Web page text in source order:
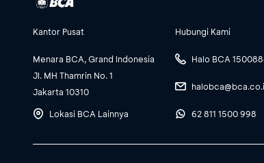
Kantor Pusat
Menara BCA, Grand Indonesia
Jl. MH Thamrin No. 1
Jakarta 10310
Lokasi BCA Lainnya
Hubungi Kami
Halo BCA
62 811 1500 998